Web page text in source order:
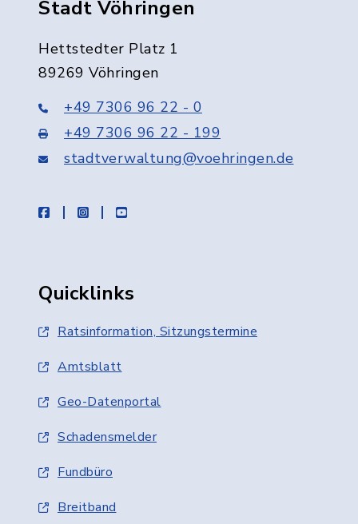
Stadt Vöhringen
Hettstedter Platz 1
89269 Vöhringen
+49 7306 96 22 - 0
+49 7306 96 22 - 199
stadtverwaltung@voehringen.de
facebookinstagramyoutube
Quicklinks
Ratsinformation, Sitzungstermine
Amtsblatt
Geo-Datenportal
Schadensmelder
Fundbüro
Breitband